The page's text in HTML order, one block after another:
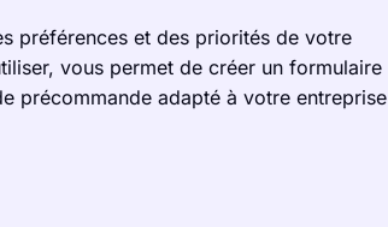
préférences et des priorités de votre
vous permet de créer un formulaire
précommande adapté à votre entreprise